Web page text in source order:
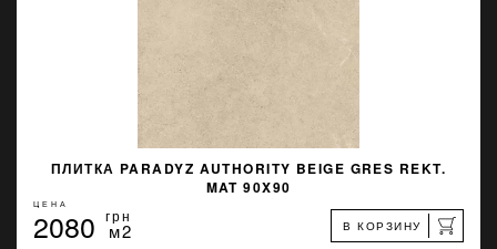
ПЛИТКА PARADYZ AUTHORITY BEIGE GRES REKT.
MAT 90X90
ЦЕНА
2080 грн
м2 В КОРЗИНУ